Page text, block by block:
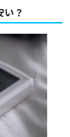
い？